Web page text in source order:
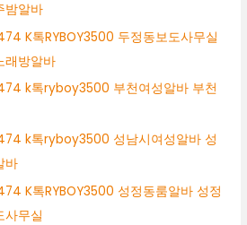
밤알바
K톡RYBOY3500 두정동보도사무실
래방알바
k톡ryboy3500 부천여성알바 부천
k톡ryboy3500 성남시여성알바 성
바
K톡RYBOY3500 성정동룸알바 성정
사무실